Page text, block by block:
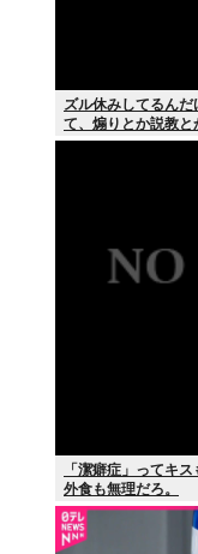
ズル休みしてるん
て、煽りとか説教
けきてくれ
「潔癖症」ってキ
外食も無理だろ。